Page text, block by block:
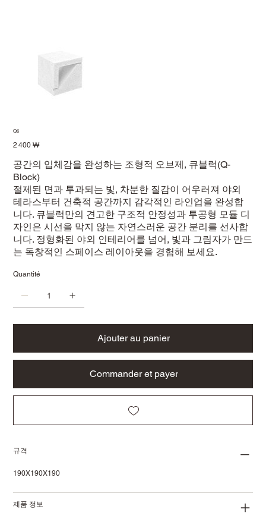
Q6
Prix
2 400 ₩
공간의 입체감을 완성하는 조형적 오브제, 큐블럭(Q-
Block)
절제된 면과 투과되는 빛, 차분한 질감이 어우러져 야외
테라스부터 건축적 공간까지 감각적인 라인업을 완성합
니다. 큐블럭만의 견고한 구조적 안정성과 투공형 모듈 디
자인은 시선을 막지 않는 자연스러운 공간 분리를 선사합
니다. 정형화된 야외 인테리어를 넘어, 빛과 그림자가 만드
는 독창적인 스페이스 레이아웃을 경험해 보세요.
Quantité
Ajouter au panier
Commander et payer
규격
190X190X190
제품 정보